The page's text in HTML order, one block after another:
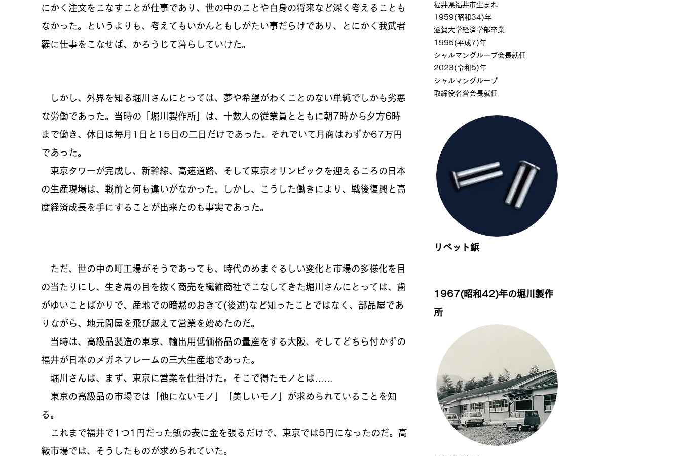
にかく注文をこなすことが仕事であり、世の中のことや自身の将来など深く考えることも
なかった。というよりも、考えてもいかんともしがたい事だらけであり、とにかく我武者
羅に仕事をこなせば、かろうじて暮らしていけた。
しかし、外界を知る堀川さんにとっては、夢や希望がわくことのない単純でしかも劣悪
な労働であった。当時の「堀川製作所」は、十数人の従業員とともに朝7時から夕方6時
まで働き、休日は毎月1日と15日の二日だけであった。それでいて月商はわずか67万円
であった。
東京タワーが完成し、新幹線、高速道路、そして東京オリンピックを迎えるころの日本
の生産現場は、戦前と何も違いがなかった。しかし、こうした働きにより、戦後復興と高
度経済成長を手にすることが出来たのも事実であった。
福井県福井市生まれ
1959(昭和34)年
滋賀大学経済学部卒業
1995(平成7)年
シャルマングループ会長就任
2023(令和5)年
​シャルマングループ
取締役名誉会長就任
リベット鋲
1967(昭和42)年の堀川製作
所
ただ、世の中の町工場がそうであっても、時代のめまぐるしい変化と市場の多様化を目
の当たりにし、生き馬の目を抜く商売を繊維商社でこなしてきた堀川さんにとっては、歯
がゆいことばかりで、産地での暗黙のおきて(後述)など知ったことではなく、部品屋であ
りながら、地元間屋を飛び越えて営業を始めたのだ。
当時は、高級品製造の東京、輸出用低価格品の量産をする大阪、そしてどちら付かずの
福井が日本のメガネフレームの三大生産地であった。
堀川さんは、まず、東京に営業を仕掛けた。そこで得たモノとは……
東京の高級品の市場では「他にないモノ」「美しいモノ」が求められていることを知
る。
これまで福井で1つ1円だった鋲の表に金を張るだけで、東京では5円になったのだ。高
級市場では、そうしたものが求められていた。